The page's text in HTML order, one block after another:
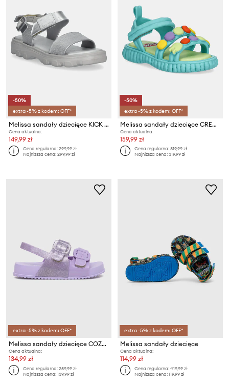
-50%
extra -5% z kodem: OFF*
Melissa sandały dziecięce KICK OFF SANDAL
Cena aktualna:
149,99 zł
Cena regularna:299,99 zł
Najniższa cena:299,99 zł
-50%
extra -5% z kodem: OFF*
Melissa sandały dziecięce CREATE + PLAY DOH
Cena aktualna:
159,99 zł
Cena regularna:319,99 zł
Najniższa cena:319,99 zł
extra -5% z kodem: OFF*
Melissa sandały dziecięce COZY SANDAL BB
Cena aktualna:
134,99 zł
Cena regularna:259,99 zł
Najniższa cena:139,99 zł
extra -5% z kodem: OFF*
Melissa sandały dziecięce
Cena aktualna:
114,99 zł
Cena regularna:419,99 zł
Najniższa cena:119,99 zł